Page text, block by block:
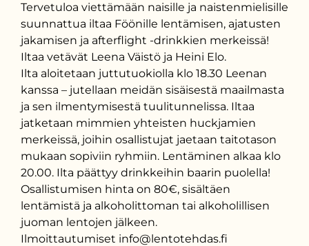
Tervetuloa viettämään naisille ja naistenmielisille
suunnattua iltaa Föönille lentämisen, ajatusten
jakamisen ja afterflight -drinkkien merkeissä!
Iltaa vetävät Leena Väistö ja Heini Elo.
Ilta aloitetaan juttutuokiolla klo 18.30 Leenan
kanssa – jutellaan meidän sisäisestä maailmasta
ja sen ilmentymisestä tuulitunnelissa. Iltaa
jatketaan mimmien yhteisten huckjamien
merkeissä, joihin osallistujat jaetaan taitotason
mukaan sopiviin ryhmiin. Lentäminen alkaa klo
20.00. Ilta päättyy drinkkeihin baarin puolella!
Osallistumisen hinta on 80€, sisältäen
lentämistä ja alkoholittoman tai alkoholillisen
juoman lentojen jälkeen.
Ilmoittautumiset info@lentotehdas.fi